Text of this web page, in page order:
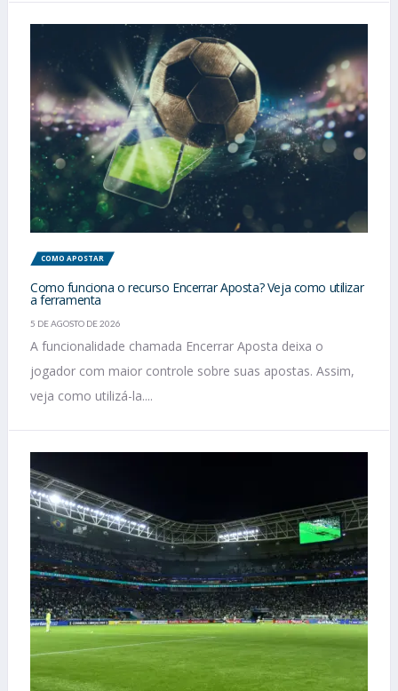
COMO APOSTAR
Como funciona o recurso Encerrar Aposta? Veja como utilizar
a ferramenta
5 DE AGOSTO DE 2026
A funcionalidade chamada Encerrar Aposta deixa o
jogador com maior controle sobre suas apostas. Assim,
veja como utilizá-la....